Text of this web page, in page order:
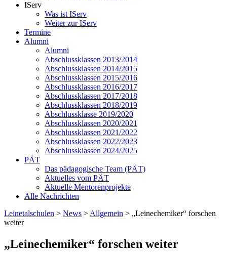
IServ
Was ist IServ
Weiter zur IServ
Termine
Alumni
Alumni
Abschlussklassen 2013/2014
Abschlussklassen 2014/2015
Abschlussklassen 2015/2016
Abschlussklassen 2016/2017
Abschlussklassen 2017/2018
Abschlussklassen 2018/2019
Abschlussklasse 2019/2020
Abschlussklassen 2020/2021
Abschlussklassen 2021/2022
Abschlussklassen 2022/2023
Abschlussklassen 2024/2025
PÄT
Das pädagogische Team (PÄT)
Aktuelles vom PÄT
Aktuelle Mentorenprojekte
Alle Nachrichten
Leinetalschulen > News > Allgemein > „Leinechemiker“ forschen
weiter
„Leinechemiker“ forschen weiter